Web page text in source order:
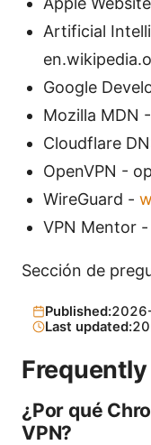
Artificial
Google
Mozilla MDN
Cloudflare
OpenVPN -
WireGuard -
VPN Mentor
Sección de
Published:
Last updated:
¿Por qué
VPN?